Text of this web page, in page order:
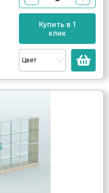
Купить в 1
клик
Цвет